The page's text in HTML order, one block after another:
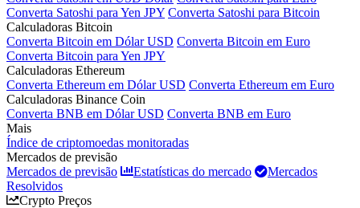
Converta Satoshi para Yen JPY Converta Satoshi para Bitcoin
Calculadoras Bitcoin
Converta Bitcoin em Dólar USD Converta Bitcoin em Euro
Converta Bitcoin para Yen JPY
Calculadoras Ethereum
Converta Ethereum em Dólar USD Converta Ethereum em Euro
Calculadoras Binance Coin
Converta BNB em Dólar USD Converta BNB em Euro
Mais
Índice de criptomoedas monitoradas
Mercados de previsão
Mercados de previsão
Estatísticas do mercado
Mercados
Resolvidos
Crypto Preços